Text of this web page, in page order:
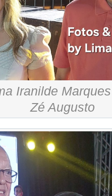
Iranilde
Zé Augusto